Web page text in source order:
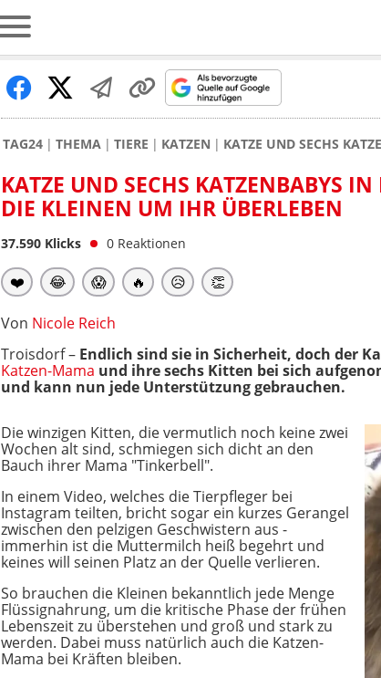
TAG24 THEMA TIERE KATZEN KATZE UND SECHS
KATZE UND SECHS KATZENBABYS
DIE KLEINEN UM IHR ÜBERLEBEN
37.590 Klicks 0 Reaktionen
❤️ 😂 😱 🔥 😥 👏
Von Nicole Reich
Troisdorf – Endlich sind sie in Sicherheit, doch der
Katzen-Mama und ihre sechs Kitten bei sich
und kann nun jede Unterstützung gebrauchen.
Die winzigen Kitten, die vermutlich noch keine zwei
Wochen alt sind, schmiegen sich dicht an den
Bauch ihrer Mama "Tinkerbell".
In einem Video, welches die Tierpfleger bei
Instagram teilten, bricht sogar ein kurzes Gerangel
zwischen den pelzigen Geschwistern aus -
immerhin ist die Muttermilch heiß begehrt und
keines will seinen Platz an der Quelle verlieren.
So brauchen die Kleinen bekanntlich jede Menge
Flüssignahrung, um die kritische Phase der frühen
Lebenszeit zu überstehen und groß und stark zu
werden. Dabei muss natürlich auch die Katzen-
Mama bei Kräften bleiben.